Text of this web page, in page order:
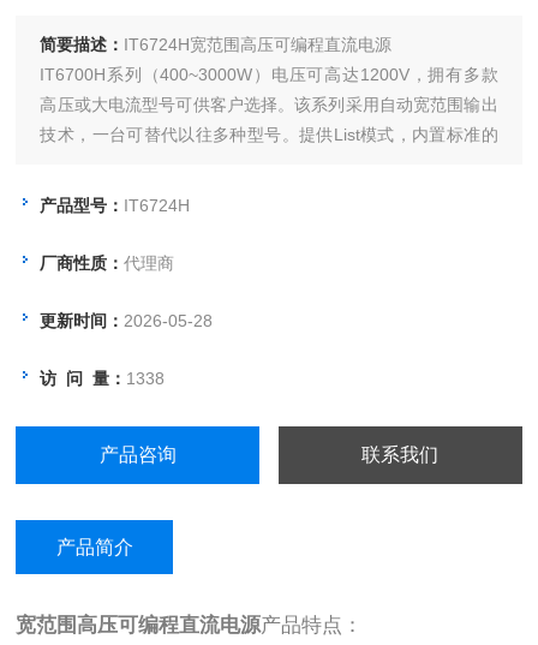
简要描述： IT6724H宽范围高压可编程直流电源
IT6700H系列（400~3000W）电压可高达1200V，拥有多款
高压或大电流型号可供客户选择。该系列采用自动宽范围输出
技术，一台可替代以往多种型号。提供List模式，内置标准的
组建各种智能化的测试平台。
产品型号： IT6724H
厂商性质：代理商
更新时间： 2026-05-28
访 问 量： 1338
产品咨询 联系我们
产品简介
宽范围高压可编程直流电源产品特点：